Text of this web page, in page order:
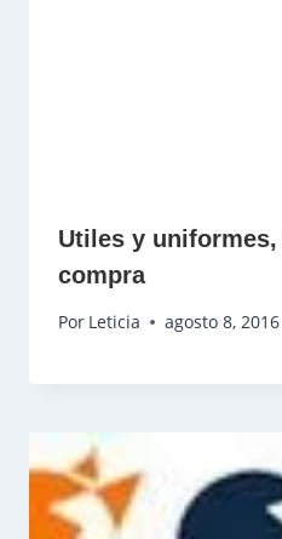
Utiles y
compra
Por Leticia agosto 8, 2016